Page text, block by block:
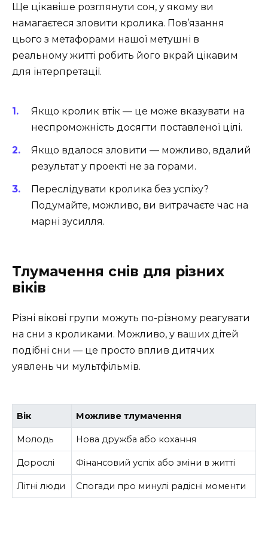
Ще цікавіше розглянути сон, у якому ви
намагаєтеся зловити кролика. Пов’язання
цього з метафорами нашої метушні в
реальному житті робить його вкрай цікавим
для інтерпретації.
Якщо кролик втік — це може вказувати на
неспроможність досягти поставленої цілі.
Якщо вдалося зловити — можливо, вдалий
результат у проекті не за горами.
Переслідувати кролика без успіху?
Подумайте, можливо, ви витрачаєте час на
марні зусилля.
Тлумачення снів для різних
віків
Різні вікові групи можуть по-різному реагувати
на сни з кроликами. Можливо, у ваших дітей
подібні сни — це просто вплив дитячих
уявлень чи мультфільмів.
Вік Можливе тлумачення
Молодь Нова дружба або кохання
Дорослі Фінансовий успіх або зміни в житті
Літні люди Спогади про минулі радісні моменти